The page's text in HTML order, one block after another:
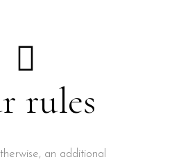
rules
an additional